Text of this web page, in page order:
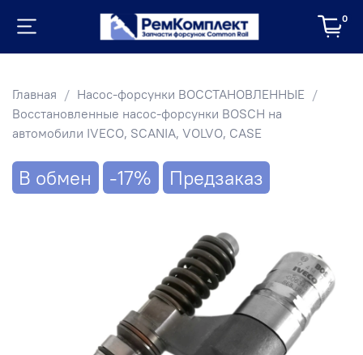
0
Главная
Насос-форсунки ВОССТАНОВЛЕННЫЕ
Восстановленные насос-форсунки BOSCH на
автомобили IVECO, SCANIA, VOLVO, CASE
В обмен -17% Предзаказ